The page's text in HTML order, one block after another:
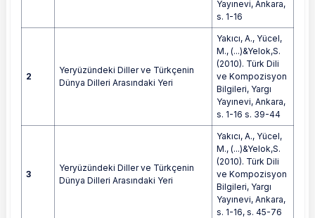
Yayınevi, Ankara,
s. 1-16
2
Yeryüzündeki Diller ve Türkçenin
Dünya Dilleri Arasındaki Yeri
Yakıcı, A., Yücel,
M., (...)&Yelok,S.
(2010). Türk Dili
ve Kompozisyon
Bilgileri, Yargı
Yayınevi, Ankara,
s. 1-16 s. 39-44
3
Yeryüzündeki Diller ve Türkçenin
Dünya Dilleri Arasındaki Yeri
Yakıcı, A., Yücel,
M., (...)&Yelok,S.
(2010). Türk Dili
ve Kompozisyon
Bilgileri, Yargı
Yayınevi, Ankara,
s. 1-16, s. 45-76